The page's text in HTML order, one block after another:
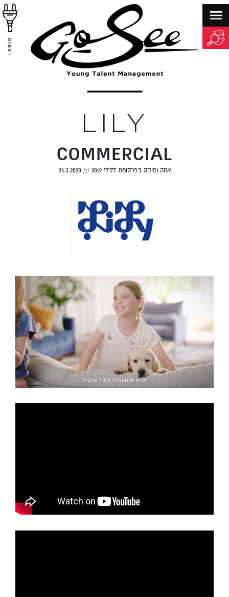
LOGIN
LILY
COMMERCIAL
אמה ומיקה בפרסומת ללילי 2019 ///
24.3.2020